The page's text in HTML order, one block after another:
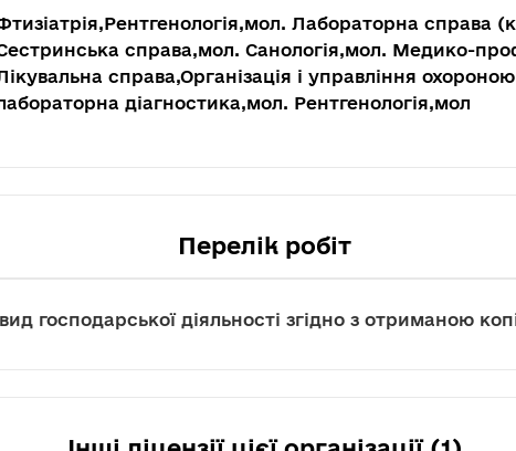
Лабораторна справа
справа,мол. Санологія,мол. Медико-
справа,Організація і управління
діагностика,мол. Рентгенологія,мол
Перелік робіт
господарської діяльності згідно з отриманою